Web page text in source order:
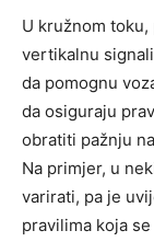
U kružnom
vertikalnu
da pomognu
da osiguraju
obratiti pažnju
Na primjer, u
varirati, pa je
pravilima koja